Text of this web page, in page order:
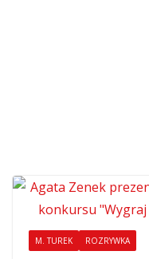
M. TUREK ROZRYWKA